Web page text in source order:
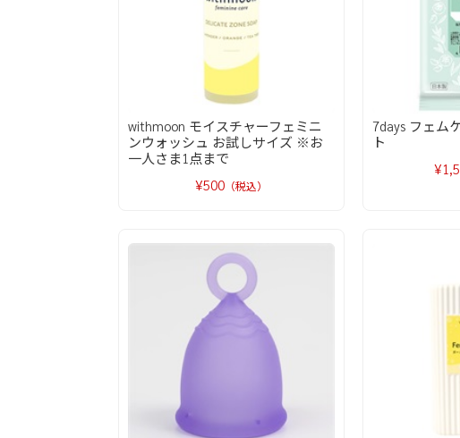
withmoon モイスチャーフェミニ
ンウォッシュ お試しサイズ ※お
一人さま1点まで
¥500 （税込）
7days フェム
ト